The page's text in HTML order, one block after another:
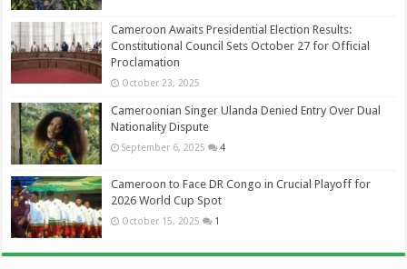
Cameroon Awaits Presidential Election Results:
Constitutional Council Sets October 27 for Official
Proclamation
October 23, 2025
Cameroonian Singer Ulanda Denied Entry Over Dual
Nationality Dispute
September 6, 2025 4
Cameroon to Face DR Congo in Crucial Playoff for
2026 World Cup Spot
October 15, 2025 1